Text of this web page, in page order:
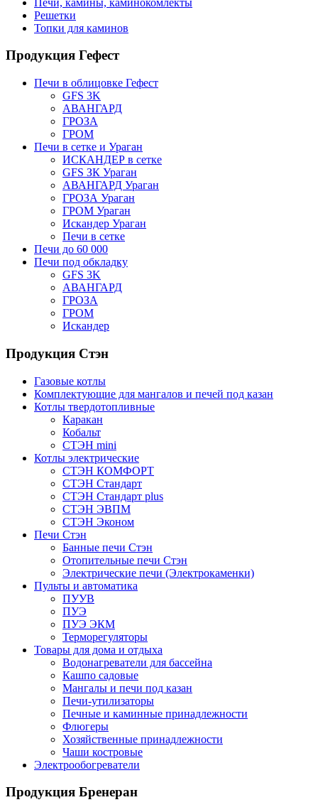
Решетки
Топки для каминов
Продукция Гефест
Печи в облицовке Гефест
GFS 3K
АВАНГАРД
ГРОЗА
ГРОМ
Печи в сетке и Ураган
ИСКАНДЕР в сетке
GFS ЗК Ураган
АВАНГАРД Ураган
ГРОЗА Ураган
ГРОМ Ураган
Искандер Ураган
Печи в сетке
Печи до 60 000
Печи под обкладку
GFS 3K
АВАНГАРД
ГРОЗА
ГРОМ
Искандер
Продукция Стэн
Газовые котлы
Комплектующие для мангалов и печей под казан
Котлы твердотопливные
Каракан
Кобальт
СТЭН mini
Котлы электрические
СТЭН КОМФОРТ
СТЭН Стандарт
СТЭН Стандарт plus
СТЭН ЭВПМ
СТЭН Эконом
Печи Стэн
Банные печи Стэн
Отопительные печи Стэн
Электрические печи (Электрокаменки)
Пульты и автоматика
ПУУВ
ПУЭ
ПУЭ ЭКМ
Терморегуляторы
Товары для дома и отдыха
Водонагреватели для бассейна
Кашпо садовые
Мангалы и печи под казан
Печи-утилизаторы
Печные и каминные принадлежности
Флюгеры
Хозяйственные принадлежности
Чаши костровые
Электрообогреватели
Продукция Бренеран